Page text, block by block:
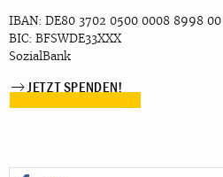
IBAN: DE80 3702 0500 0008 8998 00
BIC: BFSWDE33XXX
SozialBank
JETZT SPENDEN!